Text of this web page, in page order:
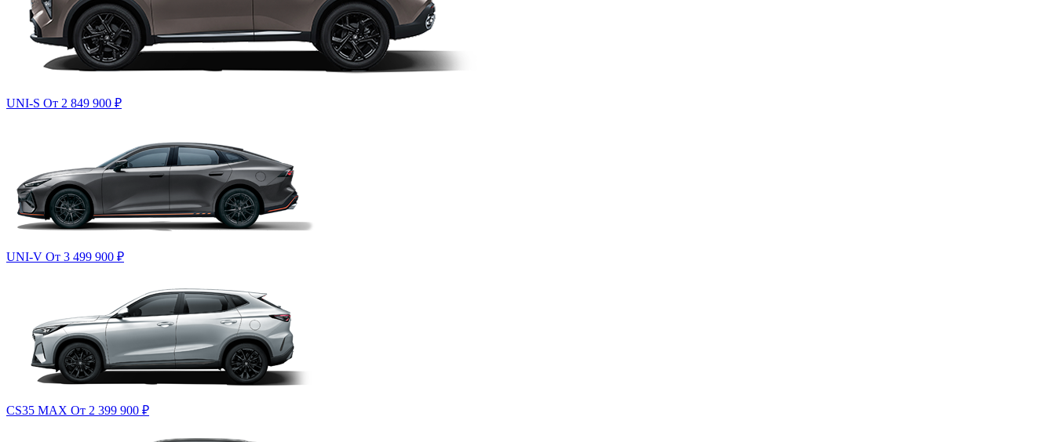
UNI-S От 2 849 900 ₽
UNI-V От 3 499 900 ₽
CS35 MAX От 2 399 900 ₽